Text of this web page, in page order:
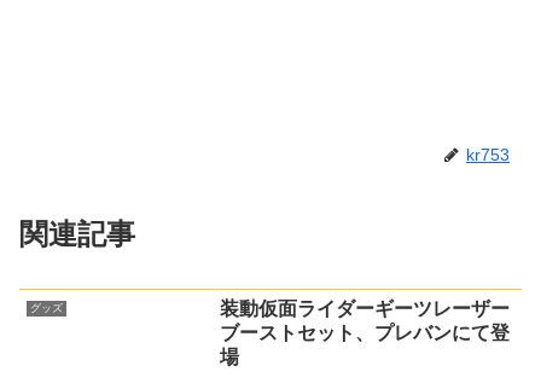
kr753
関連記事
グッズ
装動仮面ライダーギーツレーザー
ブーストセット、プレバンにて登
場